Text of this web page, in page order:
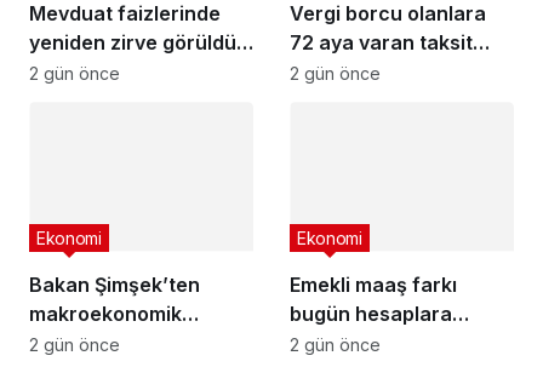
Mevduat faizlerinde
yeniden zirve görüldü :
3 milyon liranın aylık
2 gün önce
Vergi borcu olanlara
72 aya varan taksit
fırsatı
2 gün önce
Bakan Şimşek’ten
makroekonomik
istikrar açıklaması
Ekonomi
2 gün önce
Emekli maaş farkı
bugün hesaplara
yatıyor
Ekonomi
2 gün önce